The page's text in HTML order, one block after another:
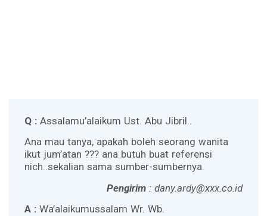
Q :Assalamu’alaikum Ust. Abu Jibril..
Ana mau tanya, apakah boleh seorang wanita
ikut jum’atan ??? ana butuh buat referensi
nich..sekalian sama sumber-sumbernya.
Pengirim : dany.ardy@xxx.co.id
A :Wa’alaikumussalam Wr. Wb.